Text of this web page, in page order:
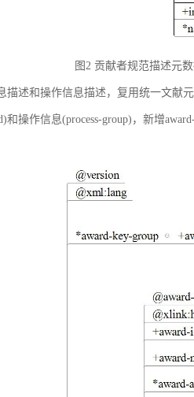
图2 贡献者规范描述元
述和操作信息描述，复用统一文献
和操作信息(process-group)，新增